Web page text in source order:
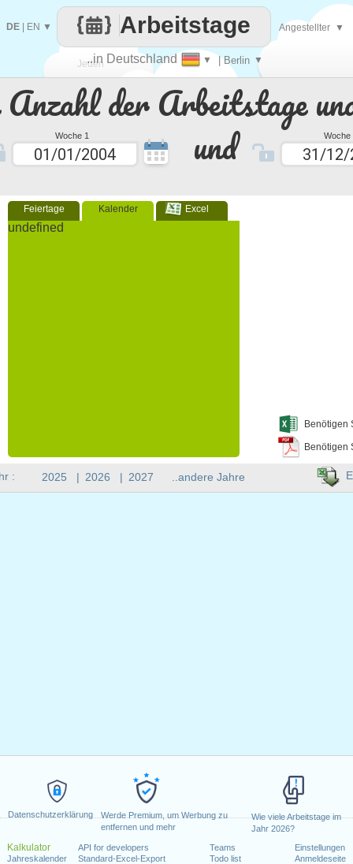
Datenschutzerklärung
Werde Premium, um Werbung zu
entfernen und mehr
Wie viele Arbeitstage im
Jahr 2026?
Kalkulator
Jahreskalender
API for developers
Standard-Excel-Export
Teams
Todo list
Einstellungen
Anmeldeseite
Anzahl der Arbeitstage
Woche 1 und Woche
Feiertage Kalender Excel
undefined
Benötigen
Benötigen
Jeden
Tag
..in Deutschland ▼ | Berlin ▼
Arbeitstage
DE EN ▼ Angestellter ▼
: 2025 | 2026 | 2027 ..andere Jahre